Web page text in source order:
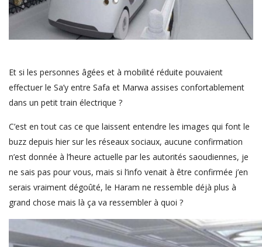
Et si les personnes âgées et à mobilité réduite pouvaient
effectuer le Sa’y entre Safa et Marwa assises confortablement
dans un petit train électrique ?
C’est en tout cas ce que laissent entendre les images qui font le
buzz depuis hier sur les réseaux sociaux, aucune confirmation
n’est donnée à l’heure actuelle par les autorités saoudiennes, je
ne sais pas pour vous, mais si l’info venait à être confirmée j’en
serais vraiment dégoûté, le Haram ne ressemble déjà plus à
grand chose mais là ça va ressembler à quoi ?